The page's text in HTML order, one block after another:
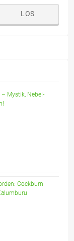
– Mystik, Nebel-
Cockburn